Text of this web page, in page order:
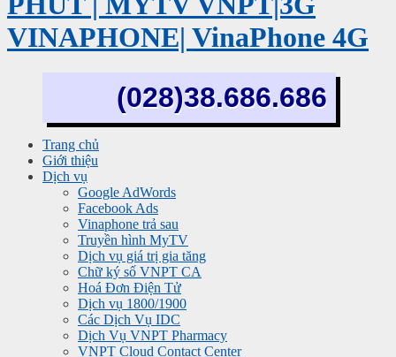
VINAPHONE| VinaPhone 4G
(028)38.686.686
Trang chủ
Giới thiệu
Dịch vụ
Google AdWords
Facebook Ads
Vinaphone trả sau
Truyền hình MyTV
Dịch vụ giá trị gia tăng
Chữ ký số VNPT CA
Hoá Đơn Điện Tử
Dịch vụ 1800/1900
Các Dịch Vụ IDC
Dịch Vụ VNPT Pharmacy
VNPT Cloud Contact Center